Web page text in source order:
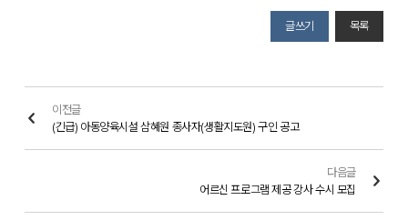
글쓰기 목록
이전글
(긴급) 아동양육시설 삼혜원 종사자(생활지도원) 구인 공고
다음글
어르신 프로그램 제공 강사 수시 모집